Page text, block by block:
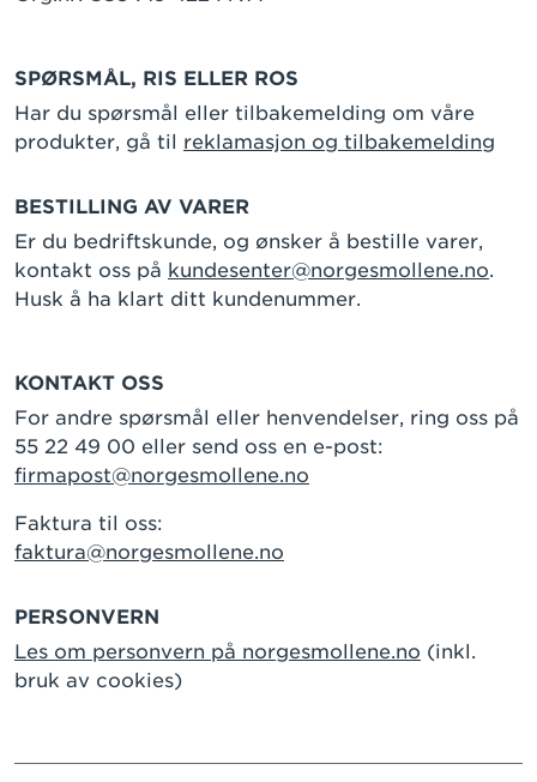
SPØRSMÅL, RIS ELLER ROS
Har du spørsmål eller tilbakemelding om våre
produkter, gå til reklamasjon og tilbakemelding
BESTILLING AV VARER
Er du bedriftskunde, og ønsker å bestille varer,
kontakt oss på kundesenter@norgesmollene.no.
Husk å ha klart ditt kundenummer.
KONTAKT OSS
For andre spørsmål eller henvendelser, ring oss på
55 22 49 00 eller send oss en e-post:
firmapost@norgesmollene.no
Faktura til oss:
faktura@norgesmollene.no
PERSONVERN
Les om personvern på norgesmollene.no (inkl.
bruk av cookies)